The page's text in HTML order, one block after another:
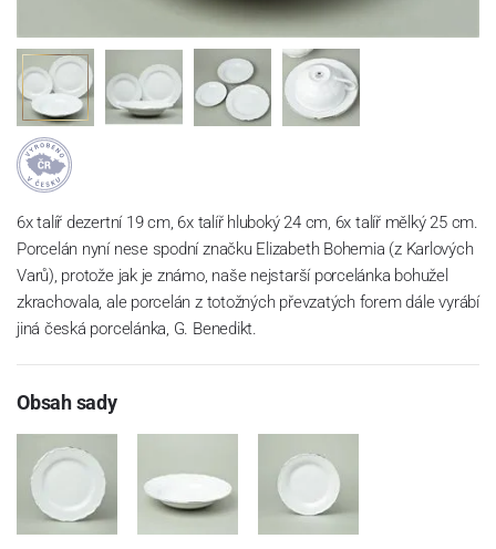
6x talíř dezertní 19 cm, 6x talíř hluboký 24 cm, 6x talíř mělký 25 cm.
Porcelán nyní nese spodní značku Elizabeth Bohemia (z Karlových
Varů), protože jak je známo, naše nejstarší porcelánka bohužel
zkrachovala, ale porcelán z totožných převzatých forem dále vyrábí
jiná česká porcelánka, G. Benedikt.
Obsah sady